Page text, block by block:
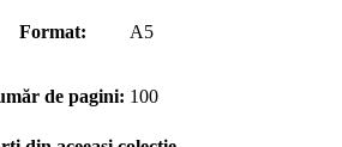
Format: A5
de pagini: 100